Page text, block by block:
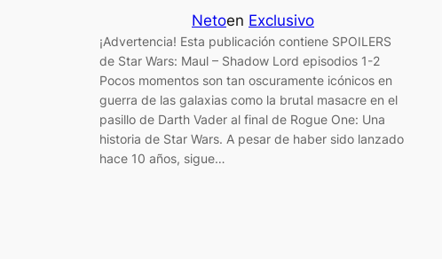
Netoen Exclusivo
¡Advertencia! Esta publicación contiene SPOILERS
de Star Wars: Maul – Shadow Lord episodios 1-2
Pocos momentos son tan oscuramente icónicos en
guerra de las galaxias como la brutal masacre en el
pasillo de Darth Vader al final de Rogue One: Una
historia de Star Wars. A pesar de haber sido lanzado
hace 10 años, sigue…